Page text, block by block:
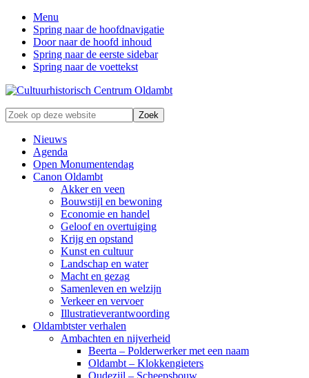
Menu
Spring naar de hoofdnavigatie
Door naar de hoofd inhoud
Spring naar de eerste sidebar
Spring naar de voettekst
Zonder
verleden
geen
toekomst
Zoek
op
deze
website
Nieuws
Agenda
Open Monumentendag
Canon Oldambt
Akker en veen
Bouwstijl en bewoning
Economie en handel
Geloof en overtuiging
Krijg en opstand
Kunst en cultuur
Landschap en water
Macht en gezag
Samenleven en welzijn
Verkeer en vervoer
Illustratieverantwoording
Oldambtster verhalen
Ambachten en nijverheid
Beerta – Polderwerker met een naam
Oldambt – Klokkengieters
Oudezijl – Scheepsbouw